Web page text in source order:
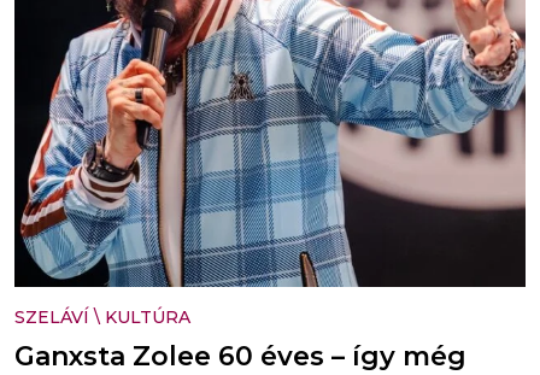
SZELÁVÍ \ KULTÚRA
Ganxsta Zolee 60 éves – így még